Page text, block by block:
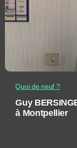
Quoi de neuf ?
Guy
à Montpellier